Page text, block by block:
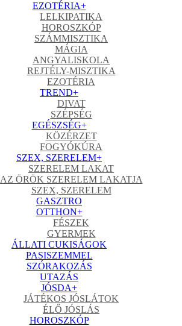
EZOTÉRIA+
LELKIPATIKA
HOROSZKÓP
SZÁMMISZTIKA
MÁGIA
ANGYALISKOLA
REJTÉLY-MISZTIKA
EZOTÉRIA
TREND+
DIVAT
SZÉPSÉG
EGÉSZSÉG+
KÖZÉRZET
FOGYÓKÚRA
SZEX, SZERELEM+
SZERELEM LAKAT
AZ ÖRÖK SZERELEM LAKATJA
SZEX, SZERELEM
GASZTRO
OTTHON+
FÉSZEK
GYERMEK
ÁLLATI CUKISÁGOK
PASISZEMMEL
SZÓRAKOZÁS
UTAZÁS
JÓSDA+
JÁTÉKOS JÓSLÁTOK
ÉLŐ JÓSLÁS
HOROSZKÓP